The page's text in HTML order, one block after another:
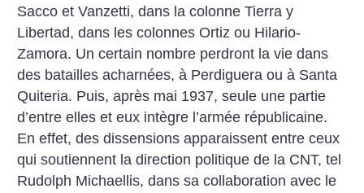
Sacco et Vanzetti, dans la colonne Tierra y
Libertad, dans les colonnes Ortiz ou Hilario-
Zamora. Un certain nombre perdront la vie dans
des batailles acharnées, à Perdiguera ou à Santa
Quiteria. Puis, après mai 1937, seule une partie
d’entre elles et eux intègre l’armée républicaine.
En effet, des dissensions apparaissent entre ceux
qui soutiennent la direction politique de la CNT, tel
Rudolph Michaellis, dans sa collaboration avec le